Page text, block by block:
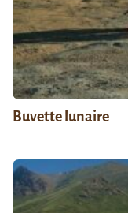
Buvette lunaire